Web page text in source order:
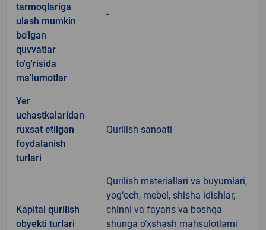
tarmoqlariga
ulash mumkin
bo'lgan
quvvatlar
to'g'risida
ma'lumotlar
-
Yer
uchastkalaridan
ruxsat etilgan
foydalanish
turlari
Qurilish sanoati
Kapital qurilish
obyekti turlari
Qurilish materiallari va buyumlari,
yog‘och, mebel, shisha idishlar,
chinni va fayans va boshqa
shunga o‘xshash mahsulotlarni